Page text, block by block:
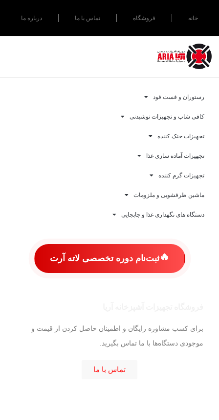
خانه فروشگاه تماس با ما درباره ما
رستوران و فست فود
کافی شاپ و تجهیزات نوشیدنی
تجهیزات خنک کننده
تجهیزات آماده سازی غذا
تجهیزات گرم کننده
ماشین ظرفشویی و ملزومات
دستگاه های نگهداری غذا و جابجایی
🔥ثبت‌نام دوره تخصصی لاته آرت
برای کسب مشاوره رایگان و اطمینان حاصل کردن از قیمت و
موجودی دستگاه‌ها با ما تماس بگیرید.
تماس با ما